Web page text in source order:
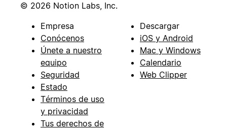
© 2026 Notion Labs, Inc.
Empresa
Conócenos
Únete a nuestro
equipo
Seguridad
Estado
Términos de uso
y privacidad
Tus derechos de
Descargar
iOS y Android
Mac y Windows
Calendario
Web Clipper